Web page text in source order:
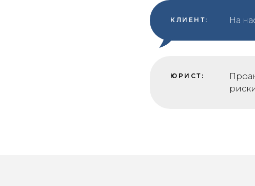
КЛИЕНТ: На
ЮРИСТ: